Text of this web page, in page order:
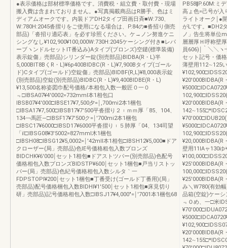
●表示価格は部材標準価格です。消費税・組立費・取付費・現場
搬入費は含まれておりません。●写真掲載商品はR勝手、色はミ
ディアムオークです。内装ドアDH2タイプ田画日斉■W:730、
W:780H:2045沓摺りをご使用になる場合は、P.84の■沓招り側売
部品)「沓招り適応表」を必す珍照ください。ケ→ノン努進ケニ
シングなし¥102,900¥100,000W:730H:2045ケーシング付き■レパ
ーブヽンドルセットlT番込み)Aタイプ(ブロンズ)空鑓(標準装備)
表示錠傷」売部品)シリンダー錠(別売部品)BIDBA(R・L)半
5,000BIT8BくR・L)¥6p400BIDBC(R・L)¥7,900Bタイプ(ゴール
ド)Cタイプ(ゴールド)空錠傷」売部品)BIDBF(R,L)¥8,000表示錠
(別売部品)空錠(別売部品)BIDBC(R・L)¥9,400BIDBE(R・L)
¥13,500名称姿図巾配号価格/本相包入数一般匠０一０
﹃□IBSA07¥4′0002=732mml本1相包口
IBSB07¥4′000□IBSE17¥7,500夕=￨,700mi2本1梱包
□IBSA17¥7,500□IBSB17¥7′500平沓摺り２︲ｍｍ厚「85、104、
134￢馬匠―□IBSF17¥7′500ク=￨′700mi2本1梱包
□IBSC17¥6000□IBSD17¥6000平沓摺り︲５肺厚「04、134司望
「il□IBSG08¥3′5002=827mml木1梱包
□IBSH08□IBSG12¥5,0002=￨′42mll本1相包□IBSH12¥5,000■ドア
クローザー(局」売部品)色lE号価格粗包入数プロンズ
BIDCHK¥6′000￨セット1相包■ドアストツパー(別売部品)色配号
価格相包入数プロンズBIDSTP¥600￨セット1梱包■戸当リストッ
パー(局」売部品)色紀号価格相包入数シルタ｀一
FDPSTOPl¥200￨セット1梱包■丁番受け(ゴールド丁番用)(局」
売部品)配号価格梱包入数BIDHl¥1′500￨セット1相包■床見切り
研」売部品)記号価格相包入数□IBSJ17¥4,000″=￨′7001本1梱包68
PB58‖P.60M:ミ
高ょ色=己号が入
ライトオーク￨●
がLです。■DH2
ノ」告生将単位
層層厚Ｈ呼称壁
員606)￨｀＼＼
セット記号・価
薄壁用112∼125
¥20′000BIDBA(R
¥20′000BIDBA(R
¥20,000BIDBA(R
壁用11lAャ130
み＼W780(有効
品箱(空錠)ケー
﹃Ｏめ、一□米
¥20′000BIDBA(R